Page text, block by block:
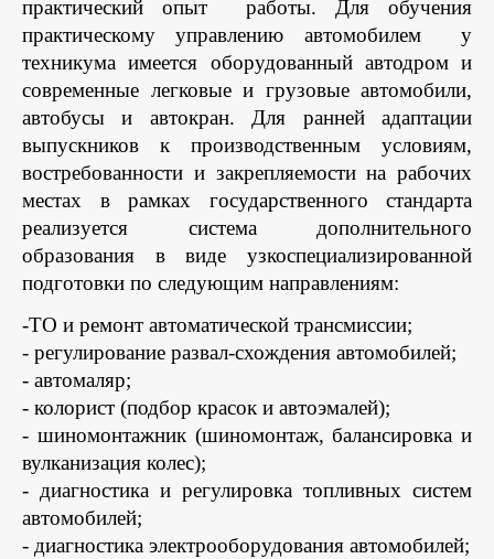
практический опыт работы. Для обучения
практическому управлению автомобилем
у
техникума имеется оборудованный автодром и
современные легковые и грузовые автомобили,
автобусы и автокран. Для ранней адаптации
выпускников к производственным условиям,
востребованности и закрепляемости на рабочих
местах в рамках государственного стандарта
реализуется система дополнительного
образования в виде узкоспециализированной
подготовки по следующим направлениям:
-ТО и ремонт автоматической трансмиссии;
- регулирование развал-схождения автомобилей;
- автомаляр;
- колорист (подбор красок и автоэмалей);
- шиномонтажник (шиномонтаж, балансировка и
вулканизация колес);
- диагностика и регулировка топливных систем
автомобилей;
- диагностика электрооборудования автомобилей;